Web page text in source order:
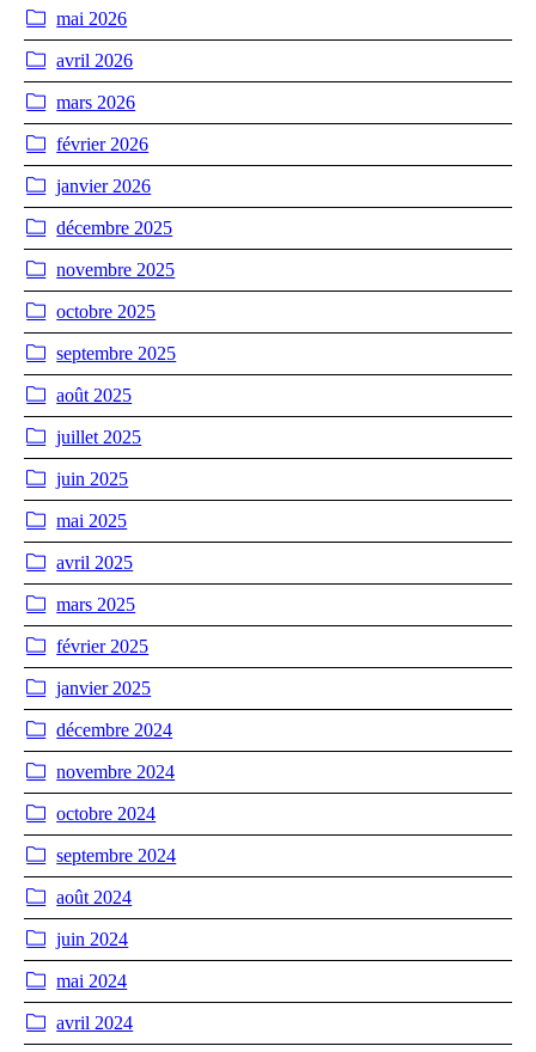
mai 2026
avril 2026
mars 2026
février 2026
janvier 2026
décembre 2025
novembre 2025
octobre 2025
septembre 2025
août 2025
juillet 2025
juin 2025
mai 2025
avril 2025
mars 2025
février 2025
janvier 2025
décembre 2024
novembre 2024
octobre 2024
septembre 2024
août 2024
juin 2024
mai 2024
avril 2024